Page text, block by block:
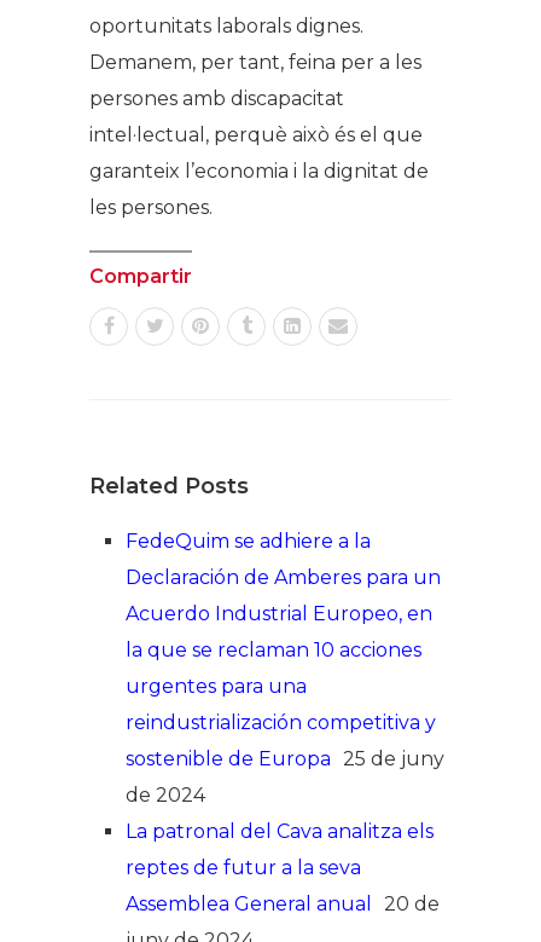
oportunitats laborals dignes.
Demanem, per tant, feina per a les
persones amb discapacitat
intel·lectual, perquè això és el que
garanteix l’economia i la dignitat de
les persones.
Compartir
Related Posts
FedeQuim se adhiere a la
Declaración de Amberes para un
Acuerdo Industrial Europeo, en
la que se reclaman 10 acciones
urgentes para una
reindustrialización competitiva y
sostenible de Europa 25 de juny
de 2024
La patronal del Cava analitza els
reptes de futur a la seva
Assemblea General anual
20 de